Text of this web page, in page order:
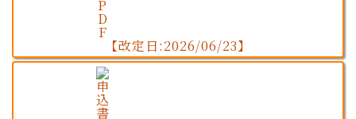
【改定日:2026/06/23】